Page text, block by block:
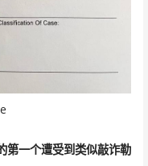
第一个遭受到类似敲诈勒